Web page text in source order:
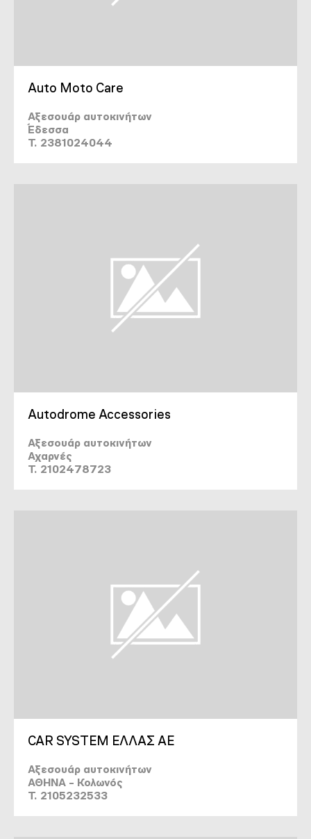
Auto Moto Care
Αξεσουάρ αυτοκινήτων
Έδεσσα
T. 2381024044
Autodrome Accessories
Αξεσουάρ αυτοκινήτων
Αχαρνές
T. 2102478723
CAR SYSTEM ΕΛΛΑΣ ΑΕ
Αξεσουάρ αυτοκινήτων
ΑΘΗΝΑ - Κολωνός
T. 2105232533